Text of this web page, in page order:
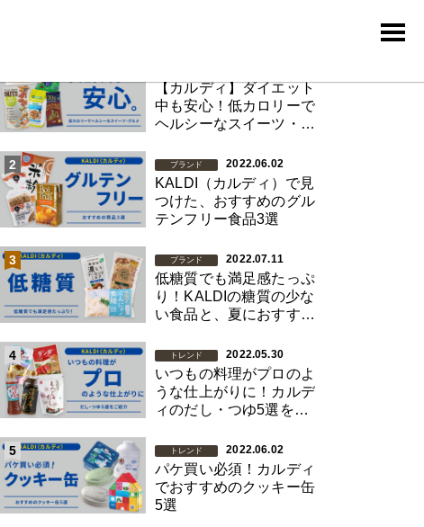
【カルディ】ダイエット
中も安心！低カロリーで
ヘルシーなスイーツ・グ
2 ブランド 2022.06.02
KALDI（カルディ）で見
つけた、おすすめのグル
テンフリー食品3選
3 ブランド 2022.07.11
低糖質でも満足感たっぷ
り！KALDIの糖質の少な
い食品と、夏におすすめ
4 トレンド 2022.05.30
いつもの料理がプロのよ
うな仕上がりに！カルデ
ィのだし・つゆ5選を紹
5 トレンド 2022.06.02
パケ買い必須！カルディ
でおすすめのクッキー缶
5選